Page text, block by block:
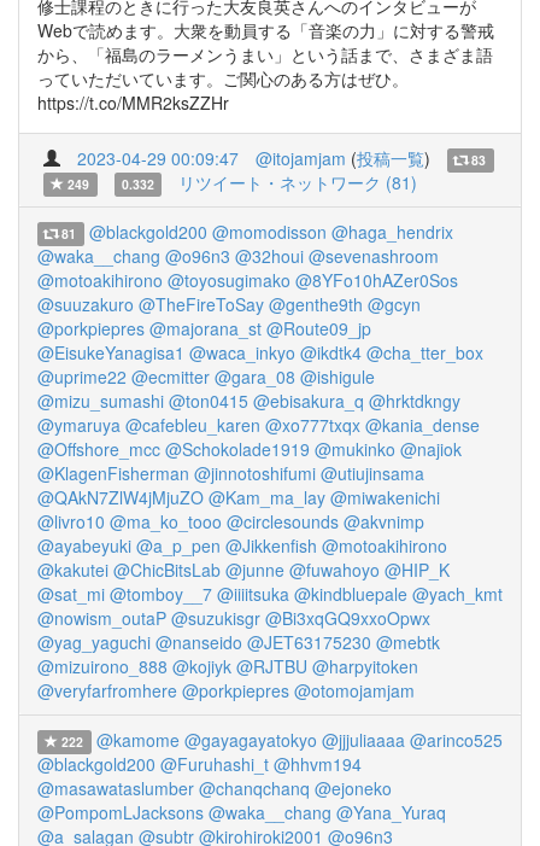
修士課程のときに行った大友良英さんへのインタビューが
Webで読めます。大衆を動員する「音楽の力」に対する警戒
から、「福島のラーメンうまい」という話まで、さまざま語
っていただいています。ご関心のある方はぜひ。
https://t.co/MMR2ksZZHr
2023-04-29 00:09:47 @itojamjam (投稿一覧)
83
249
0.332 リツイート・ネットワーク (81)
81 @blackgold200 @momodisson @haga_hendrix
@waka__chang @o96n3 @32houi @sevenashroom
@motoakihirono @toyosugimako @8YFo10hAZer0Sos
@suuzakuro @TheFireToSay @genthe9th @gcyn
@porkpiepres @majorana_st @Route09_jp
@EisukeYanagisa1 @waca_inkyo @ikdtk4 @cha_tter_box
@uprime22 @ecmitter @gara_08 @ishigule
@mizu_sumashi @ton0415 @ebisakura_q @hrktdkngy
@ymaruya @cafebleu_karen @xo777txqx @kania_dense
@Offshore_mcc @Schokolade1919 @mukinko @najiok
@KlagenFisherman @jinnotoshifumi @utiujinsama
@QAkN7ZlW4jMjuZO @Kam_ma_lay @miwakenichi
@livro10 @ma_ko_tooo @circlesounds @akvnimp
@ayabeyuki @a_p_pen @Jikkenfish @motoakihirono
@kakutei @ChicBitsLab @junne @fuwahoyo @HIP_K
@sat_mi @tomboy__7 @iiiitsuka @kindbluepale @yach_kmt
@nowism_outaP @suzukisgr @Bi3xqGQ9xxoOpwx
@yag_yaguchi @nanseido @JET63175230 @mebtk
@mizuirono_888 @kojiyk @RJTBU @harpyitoken
@veryfarfromhere @porkpiepres @otomojamjam
222 @kamome @gayagayatokyo @jjjuliaaaa @arinco525
@blackgold200 @Furuhashi_t @hhvm194
@masawataslumber @chanqchanq @ejoneko
@PompomLJacksons @waka__chang @Yana_Yuraq
@a_salagan @subtr @kirohiroki2001 @o96n3